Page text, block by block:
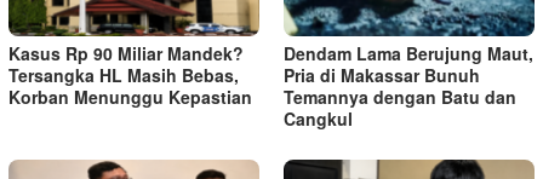
Kasus Rp 90 Miliar Mandek?
Tersangka HL Masih Bebas,
Korban Menunggu Kepastian
Dendam Lama Berujung Maut,
Pria di Makassar Bunuh
Temannya dengan Batu dan
Cangkul